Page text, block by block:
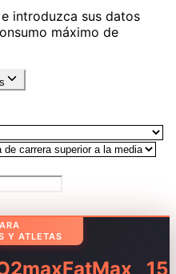
introduzca sus datos
máximo de
Y ATLETAS
FatMax